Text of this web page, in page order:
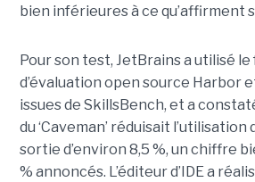
bien inférieures à ce qu’affirment
Pour son test, JetBrains a utilisé
d’évaluation open source Harbor
issues de SkillsBench, et a
du ‘Caveman’ réduisait
sortie d’environ 8,5 %, un chiffre
% annoncés. L’éditeur d’IDE a